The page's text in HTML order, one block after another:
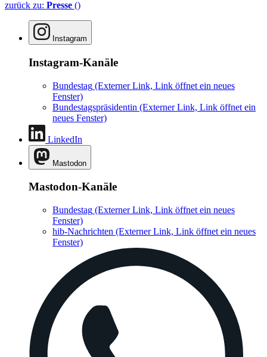
zurück zu: Presse ()
Instagram
Instagram-Kanäle
Bundestag (Externer Link, Link öffnet ein neues
Fenster)
Bundestagspräsidentin (Externer Link, Link öffnet ein
neues Fenster)
LinkedIn
Mastodon
Mastodon-Kanäle
Bundestag (Externer Link, Link öffnet ein neues
Fenster)
hib-Nachrichten (Externer Link, Link öffnet ein neues
Fenster)